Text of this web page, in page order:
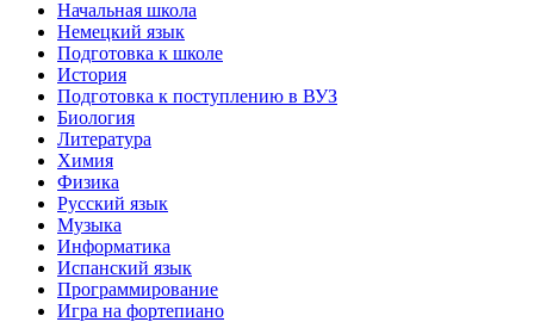
Начальная школа
Немецкий язык
Подготовка к школе
История
Подготовка к поступлению в ВУЗ
Биология
Литература
Химия
Физика
Русский язык
Музыка
Информатика
Испанский язык
Программирование
Игра на фортепиано